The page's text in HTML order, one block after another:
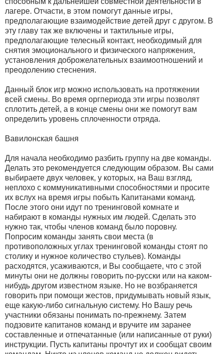
лагере. Отчасти, в этом помогут данные игры,
предполагающие взаимодействие детей друг с другом. В
эту главу так же включены и тактильные игры,
предполагающие телесный контакт, необходимый для
снятия эмоционального и физического напряжения,
установления доброжелательных взаимоотношений и
преодолению стеснения.
Данный блок игр можно использовать на протяжении
всей смены. Во время оргпериода эти игры позволят
сплотить детей, а в конце смены они же помогут вам
определить уровень сплоченности отряда.
Вавилонская башня
Для начала необходимо разбить группу на две команды.
Делать это рекомендуется следующим образом. Вы сами
выбираете двух человек, у которых, на Ваш взгляд,
неплохо с коммуникативными способностями и просите
их вслух на время игры побыть Капитанами команд.
После этого они идут по тренинговой комнате и
набирают в команды нужных им людей. Сделать это
нужно так, чтобы членов команд было поровну.
Попросим команды занять свои места (в
противоположных углах тренинговой команды стоят по
столику и нужное количество стульев). Команды
расходятся, усаживаются, и Вы сообщаете, что с этой
минуты они не должны говорить по-русски или на каком-
нибудь другом известном языке. Но не возбраняется
говорить при помощи жестов, придумывать новый язык,
еще какую-либо сигнальную систему. Но Вашу речь
участники обязаны понимать по-прежнему. Затем
подзовите капитанов команд и вручите им заранее
составленные и отпечатанные (или написанные от руки)
инструкции. Пусть капитаны прочтут их и сообщат своим